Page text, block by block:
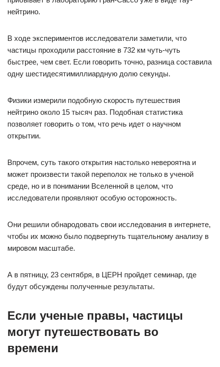
нейтрино.
В ходе экспериментов исследователи заметили, что
частицы проходили расстояние в 732 км чуть-чуть
быстрее, чем свет. Если говорить точно, разница составила
одну шестидесятимиллиардную долю секунды.
Физики измерили подобную скорость путешествия
нейтрино около 15 тысяч раз. Подобная статистика
позволяет говорить о том, что речь идет о научном
открытии.
Впрочем, суть такого открытия настолько невероятна и
может произвести такой переполох не только в ученой
среде, но и в понимании Вселенной в целом, что
исследователи проявляют особую осторожность.
Они решили обнародовать свои исследования в интернете,
чтобы их можно было подвергнуть тщательному анализу в
мировом масштабе.
А в пятницу, 23 сентября, в ЦЕРН пройдет семинар, где
будут обсуждены полученные результаты.
Если ученые правы, частицы
могут путешествовать во
времени